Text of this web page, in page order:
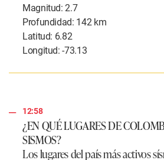
Magnitud: 2.7
Profundidad: 142 km
Latitud: 6.82
Longitud: -73.13
12:58
¿EN QUÉ LUGARES DE
SISMOS?
Los lugares del país más activos